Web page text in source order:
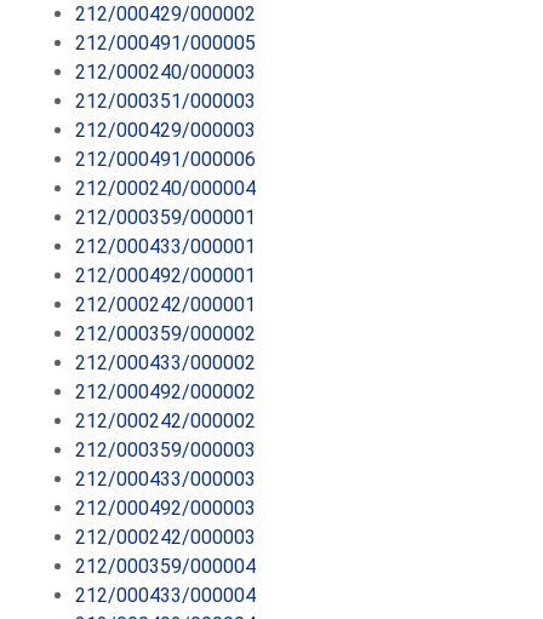
212/000429/000002
212/000491/000005
212/000240/000003
212/000351/000003
212/000429/000003
212/000491/000006
212/000240/000004
212/000359/000001
212/000433/000001
212/000492/000001
212/000242/000001
212/000359/000002
212/000433/000002
212/000492/000002
212/000242/000002
212/000359/000003
212/000433/000003
212/000492/000003
212/000242/000003
212/000359/000004
212/000433/000004